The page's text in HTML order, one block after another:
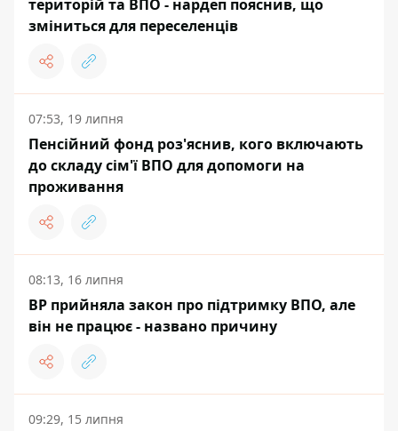
територій та ВПО - нардеп пояснив, що
зміниться для переселенців
07:53, 19 липня
Пенсійний фонд роз'яснив, кого включають
до складу сім'ї ВПО для допомоги на
проживання
08:13, 16 липня
ВР прийняла закон про підтримку ВПО, але
він не працює - названо причину
09:29, 15 липня